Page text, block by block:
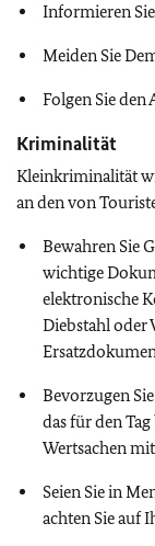
Informieren
Meiden Sie
Folgen Sie den
Kriminalität
Kleinkriminalität
an den von
Bewahren Sie
wichtige
elektronische
Diebstahl oder
Bevorzugen
das für den
Wertsachen
Seien Sie in
achten Sie auf